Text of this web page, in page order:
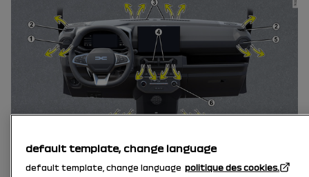
default template, change language
default template, change language politique des cookies.